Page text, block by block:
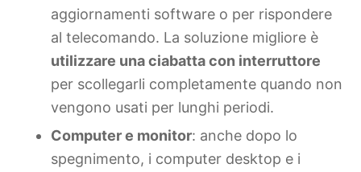
aggiornamenti software o per rispondere
al telecomando. La soluzione migliore è
utilizzare una ciabatta con interruttore
per scollegarli completamente quando non
vengono usati per lunghi periodi.
Computer e monitor: anche dopo lo
spegnimento, i computer desktop e i